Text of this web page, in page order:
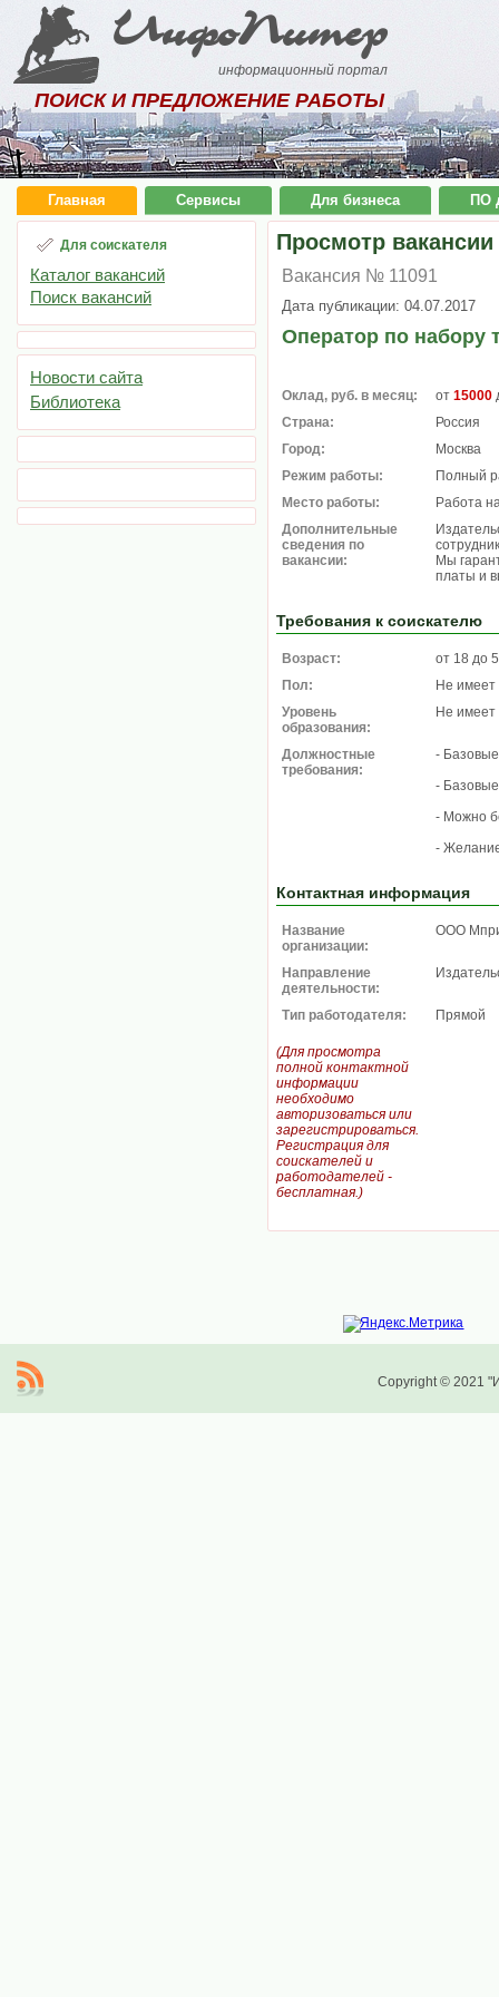
ИнфоПитер
информационный портал
ПОИСК И ПРЕДЛОЖЕНИЕ РАБОТЫ
Главная Сервисы Для бизнеса ПО
Для соискателя
Каталог вакансий
Поиск вакансий
Новости сайта
Библиотека
Просмотр вакансии
Вакансия № 11091
Дата публикации: 04.07.2017
Оператор по набору
Оклад, руб. в месяц: от 15000
Страна:
Россия
Город:
Москва
Режим работы:
Полный
Место работы:
Работа
Дополнительные
сведения по
вакансии:
Мы
платы и
Требования к соискателю
Возраст:
от 18 до
Пол:
Не имеет
Уровень
образования:
Не имеет
Должностные
требования:
-
-
- Можно
-
Контактная информация
Название
организации:
ООО
Направление
деятельности:
Тип работодателя: Прямой
(Для просмотра
полной контактной
информации
необходимо
авторизоваться или
зарегистрироваться.
Регистрация для
соискателей и
работодателей -
бесплатная.)
Copyright © 2021